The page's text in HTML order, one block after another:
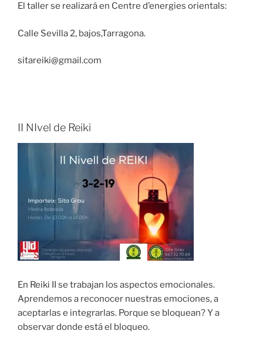
El taller se realizará en Centre d’energies orientals:
Calle Sevilla 2, bajos,Tarragona.
sitareiki@gmail.com
II NIvel de Reiki
En Reiki II se trabajan los aspectos emocionales.
Aprendemos a reconocer nuestras emociones, a
aceptarlas e integrarlas. Porque se bloquean? Y a
observar donde está el bloqueo.